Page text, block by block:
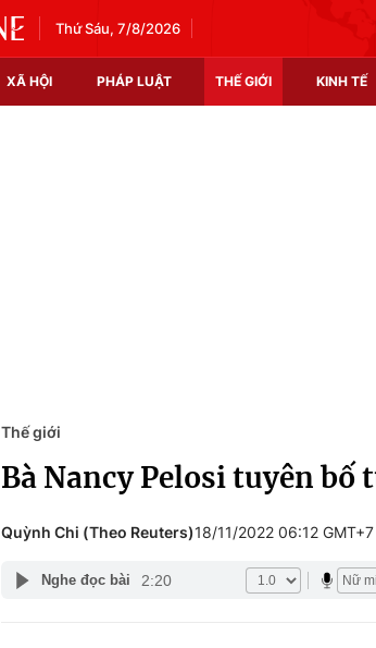
Thứ Sáu, 7/8/2026
XÃ HỘI PHÁP LUẬT THẾ GIỚI KINH TẾ
Thế giới
Bà Nancy Pelosi tuyên bố
Quỳnh Chi (Theo Reuters)18/11/2022 06:12 GMT+7
Nghe đọc bài 2:20